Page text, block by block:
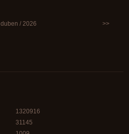
duben / 2026 >>
1320916
31145